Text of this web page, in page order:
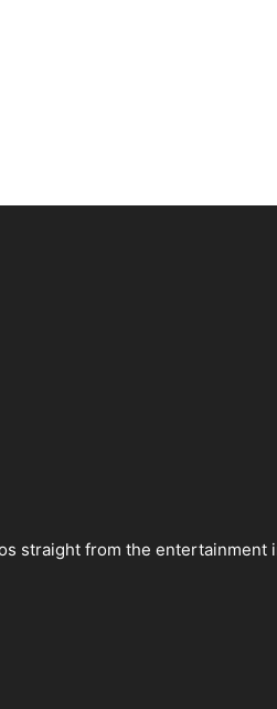
straight from the entertainment